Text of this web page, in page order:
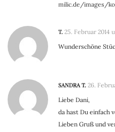
milic.de/images/
T. 25. Februar 2014
Wunderschöne
SANDRA T. 26.
Liebe Dani,
da hast Du einfach
Lieben Gruß und